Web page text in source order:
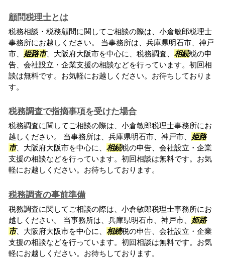
顧問税理士とは
税務相談・税務顧問に関してご相談の際は、小倉敏郎税理士
事務所にお越しください。 当事務所は、兵庫県明石市、神戸
市、 姫路市、大阪府大阪市を中心に、税務調査、 相続税の申
告、会社設立・企業支援の相談などを行っています。初回相
談は無料です。お気軽にお越しください。お待ちしておりま
す。
税務調査で指摘事項を受けた場合
税務調査に関してご相談の際は、小倉敏郎税理士事務所にお
越しください。 当事務所は、兵庫県明石市、神戸市、 姫路
市、大阪府大阪市を中心に、 相続税の申告、会社設立・企業
支援の相談などを行っています。初回相談は無料です。お気
軽にお越しください。お待ちしております。
税務調査の事前準備
税務調査に関してご相談の際は、小倉敏郎税理士事務所にお
越しください。 当事務所は、兵庫県明石市、神戸市、 姫路
市、大阪府大阪市を中心に、 相続税の申告、会社設立・企業
支援の相談などを行っています。初回相談は無料です。お気
軽にお越しください。お待ちしております。